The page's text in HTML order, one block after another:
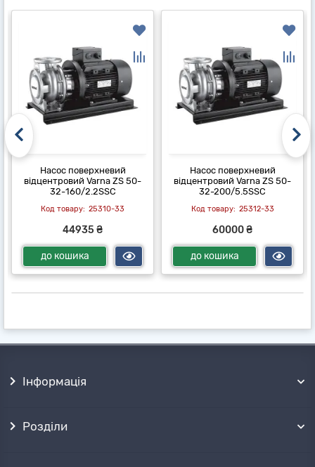
Насос поверхневий
відцентровий Varna ZS 50-
32-160/2.2SSC
25310-33
44935 ₴
до кошика
Насос поверхневий
відцентровий Varna ZS 50-
32-200/5.5SSC
25312-33
60000 ₴
до кошика
Інформація
Розділи